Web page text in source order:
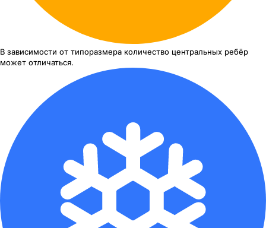
В зависимости от типоразмера количество центральных ребёр
может отличаться.